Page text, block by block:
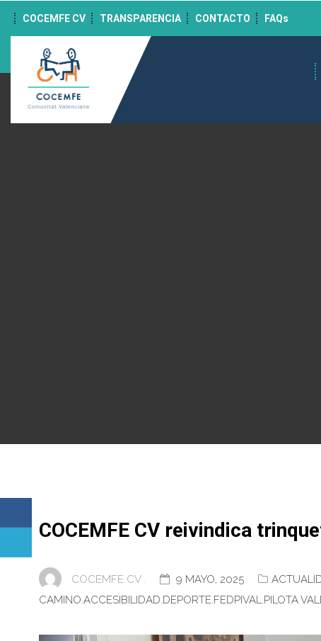
COCEMFE CV
TRANSPARENCIA CONTACTO FAQs
COCEMFE CV reivindica
COCEMFE CV . 9 MAYO, 2025
CAMINO,ACCESIBILIDAD,DEPORTE,FEDPIVAL,PILOTA